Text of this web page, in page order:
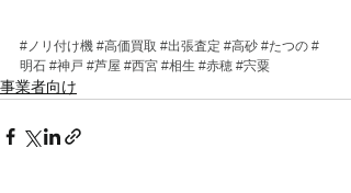
#ノリ付け機 #高価買取 #出張査定 #高砂 #たつの #
明石 #神戸 #芦屋 #西宮 #相生 #赤穂 #宍粟
事業者向け